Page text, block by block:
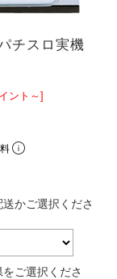
チスロ実機
ント～]
料
かご選択くださ
ご選択くださ